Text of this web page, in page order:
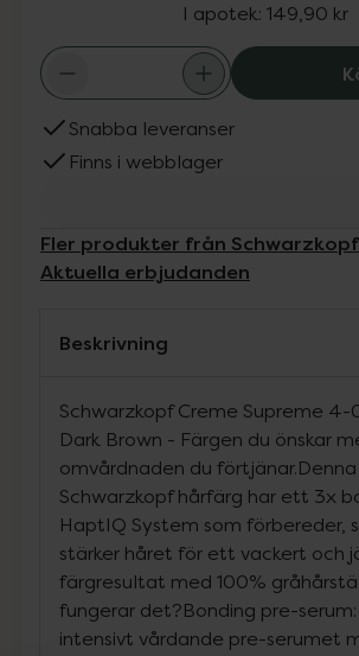
I apotek: 149,90 kr
Snabba leveranser
Finns i webblager
Fler produkter från Schwarzkopf
Aktuella erbjudanden
Beskrivning
Schwarzkopf Creme Supreme
Dark Brown - Färgen du önskar
omvårdnaden du
Schwarzkopf hårfärg har ett 3x
HaptIQ System som förbereder,
stärker håret för ett vackert och
färgresultat med 100%
fungerar det?Bonding pre-
intensivt vårdande pre-serumet